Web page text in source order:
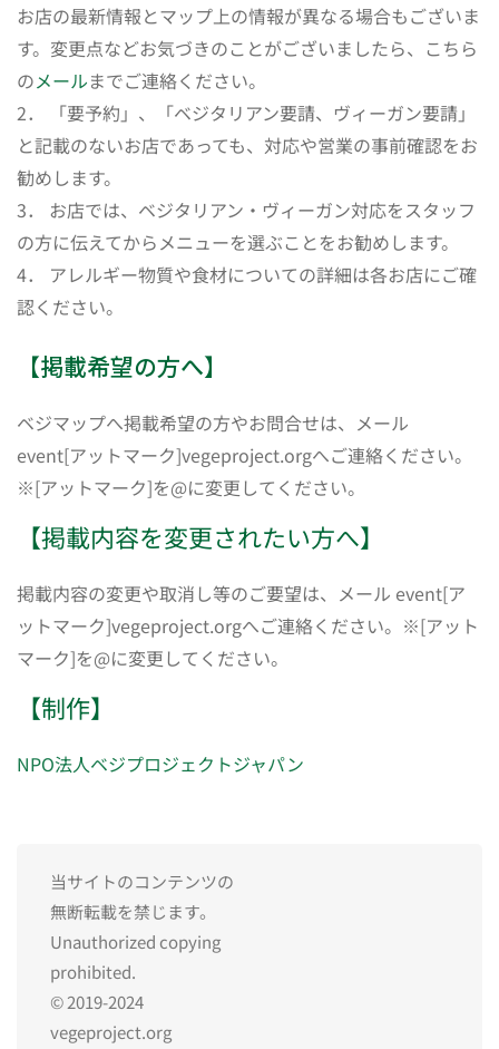
お店の最新情報とマップ上の情報が異なる場合もございま
す。変更点などお気づきのことがございましたら、こちら
のメールまでご連絡ください。
2． 「要予約」、「ベジタリアン要請、ヴィーガン要請」
と記載のないお店であっても、対応や営業の事前確認をお
勧めします。
3． お店では、ベジタリアン・ヴィーガン対応をスタッフ
の方に伝えてからメニューを選ぶことをお勧めします。
4． アレルギー物質や食材についての詳細は各お店にご確
認ください。
【掲載希望の方へ】
ベジマップへ掲載希望の方やお問合せは、メール
event[アットマーク]vegeproject.orgへご連絡ください。
※[アットマーク]を@に変更してください。
【掲載内容を変更されたい方へ】
掲載内容の変更や取消し等のご要望は、メール event[ア
ットマーク]vegeproject.orgへご連絡ください。※[アット
マーク]を@に変更してください。
【制作】
NPO法人ベジプロジェクトジャパン
当サイトのコンテンツの
無断転載を禁じます。
Unauthorized copying
prohibited.
© 2019-2024
vegeproject.org